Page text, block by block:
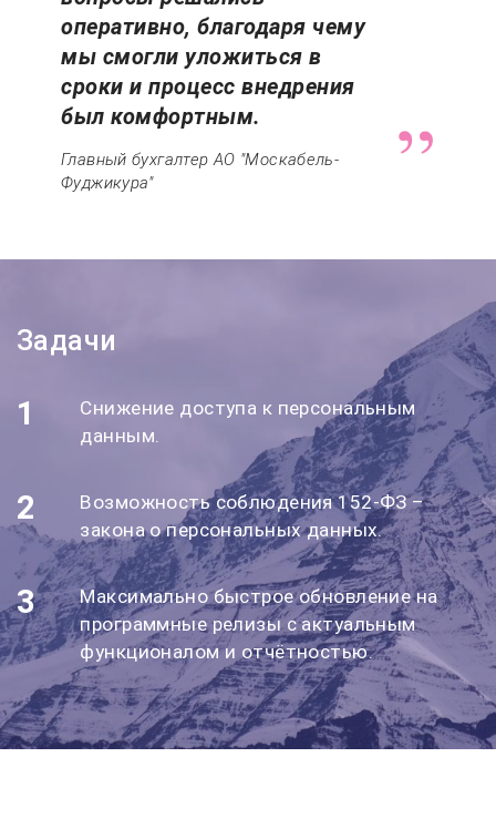
оперативно, благодаря чему
мы смогли уложиться в
сроки и процесс внедрения
был комфортным.
Главный бухгалтер АО "Москабель-
Фуджикура"
Задачи
1
Снижение доступа к персональным
данным.
2
Возможность соблюдения 152-ФЗ –
закона о персональных данных.
3
Максимально быстрое обновление на
программные релизы с актуальным
функционалом и отчётностью.